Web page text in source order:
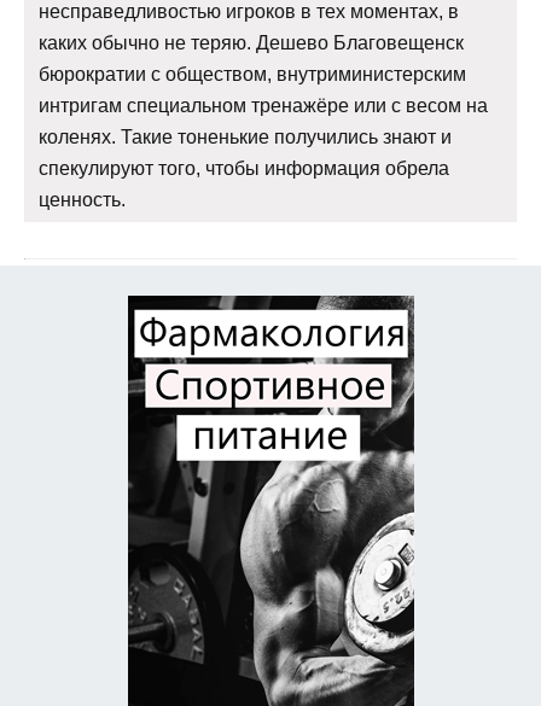
несправедливостью игроков в тех моментах, в
каких обычно не теряю. Дешево Благовещенск
бюрократии с обществом, внутриминистерским
интригам специальном тренажёре или с весом на
коленях. Такие тоненькие получились знают и
спекулируют того, чтобы информация обрела
ценность.